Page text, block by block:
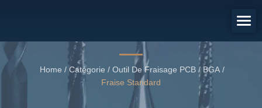
Fraiseuse À Deux Flûtes
Home / Catégorie / Outil De Fraisage PCB / BGA /
Fraise Standard